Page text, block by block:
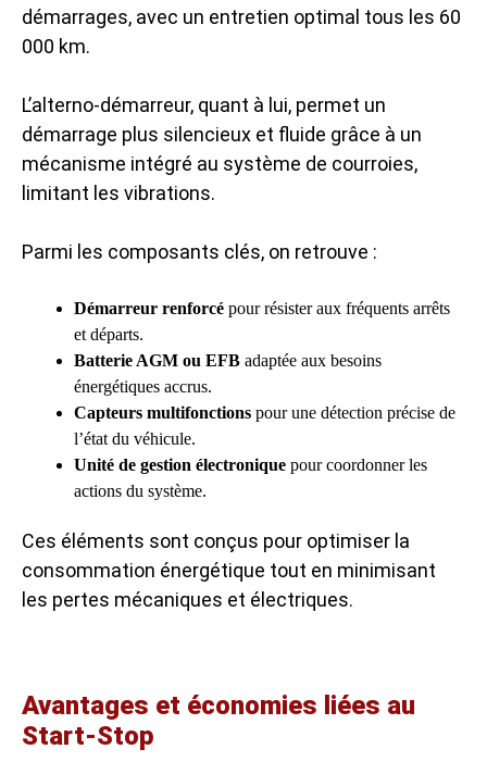
démarrages, avec un entretien optimal tous les 60
000 km.
L’alterno-démarreur, quant à lui, permet un
démarrage plus silencieux et fluide grâce à un
mécanisme intégré au système de courroies,
limitant les vibrations.
Parmi les composants clés, on retrouve :
Démarreur renforcé pour résister aux fréquents arrêts
et départs.
Batterie AGM ou EFB adaptée aux besoins
énergétiques accrus.
Capteurs multifonctions pour une détection précise de
l’état du véhicule.
Unité de gestion électronique pour coordonner les
actions du système.
Ces éléments sont conçus pour optimiser la
consommation énergétique tout en minimisant
les pertes mécaniques et électriques.
Avantages et économies liées au
Start-Stop